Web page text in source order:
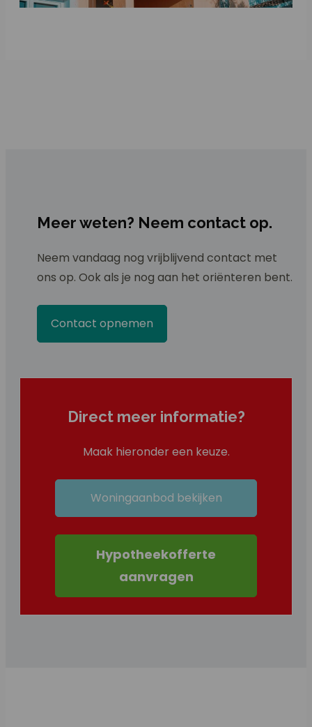
Meer weten? Neem contact op.
Neem vandaag nog vrijblijvend contact met
ons op. Ook als je nog aan het oriënteren bent.
Contact opnemen
Direct meer informatie?
Maak hieronder een keuze.
Woningaanbod bekijken
Hypotheekofferte
aanvragen